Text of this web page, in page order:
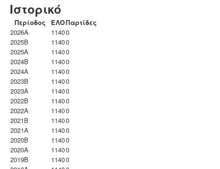
Ιστορικό
Περίοδος ΕΛΟΠαρτίδες
2026A
11400
2025B
11400
2025A
11400
2024B
11400
2024A
11400
2023B
11400
2023Α
11400
2022B
11400
2022A
11400
2021B
11400
2021A
11400
2020B
11400
2020A
11400
2019B
11400